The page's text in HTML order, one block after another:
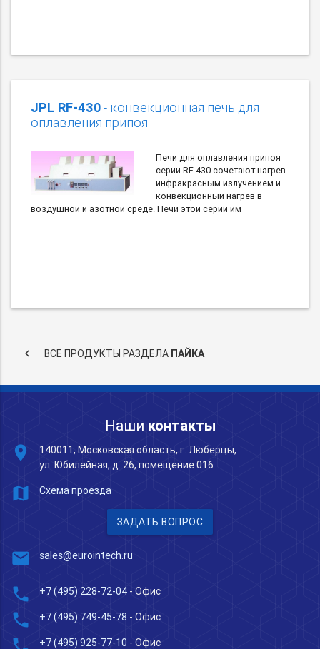
JPL RF-430- конвекционная печь для
оплавления припоя
Печи для оплавления припоя
серии RF-430 сочетают нагрев
инфракрасным излучением и
конвекционный нагрев в
воздушной и азотной среде. Печи этой серии им
keyboard_arrow_left ВСЕ ПРОДУКТЫ РАЗДЕЛА ПАЙКА
Наши контакты
place
140011, Московская область, г. Люберцы,
ул. Юбилейная, д. 26, помещение 016
map Схема проезда
ЗАДАТЬ ВОПРОС
mail sales@eurointech.ru
phone +7 (495) 228-72-04 - Офис
phone +7 (495) 749-45-78 - Офис
+7 (495) 925-77-10 - Офис